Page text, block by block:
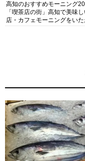
高知のおすすめモーニング20
「喫茶店の街」高知で美味
店・カフェモーニングをいた